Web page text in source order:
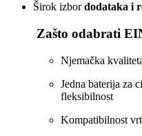
Širok izbordodataka i
Zašto odabrati
Njemačka
Jedna baterija za
fleksibilnost
Kompatibilnost